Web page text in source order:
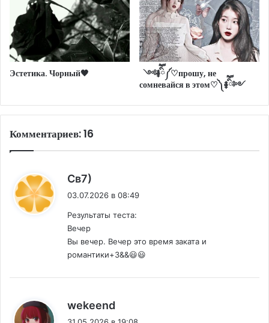
Эстетика. Чорный🖤
༺࿅ིཽ༼♡прошу, не
сомневайся в этом♡༽࿅ིཽ༻
Комментариев: 16
Св7)
03.07.2026 в 08:49
Результаты теста:
Вечер
Вы вечер. Вечер это время заката и
романтики+3&&😃😃
wekeend